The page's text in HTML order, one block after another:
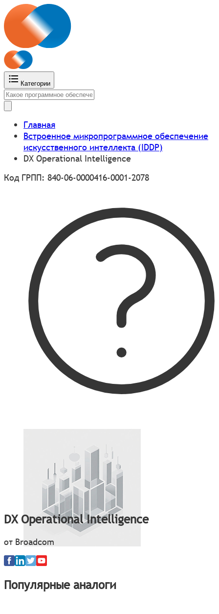
Категории
Главная
Встроенное микропрограммное обеспечение
искусственного интеллекта (IDDP)
DX Operational Intelligence
Код ГРПП: 840-06-0000416-0001-2078
DX Operational Intelligence
от Broadcom
Популярные аналоги